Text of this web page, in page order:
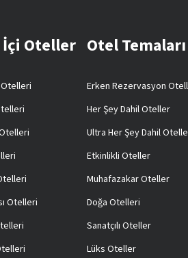
Oteller
Otelleri
Otel Temaları
Erken Rezervasyon
Her Şey Dahil Oteller
Ultra Her Şey Dahil
Etkinlikli Oteller
Muhafazakar Oteller
Doğa Otelleri
Sanatçılı Oteller
Lüks Oteller